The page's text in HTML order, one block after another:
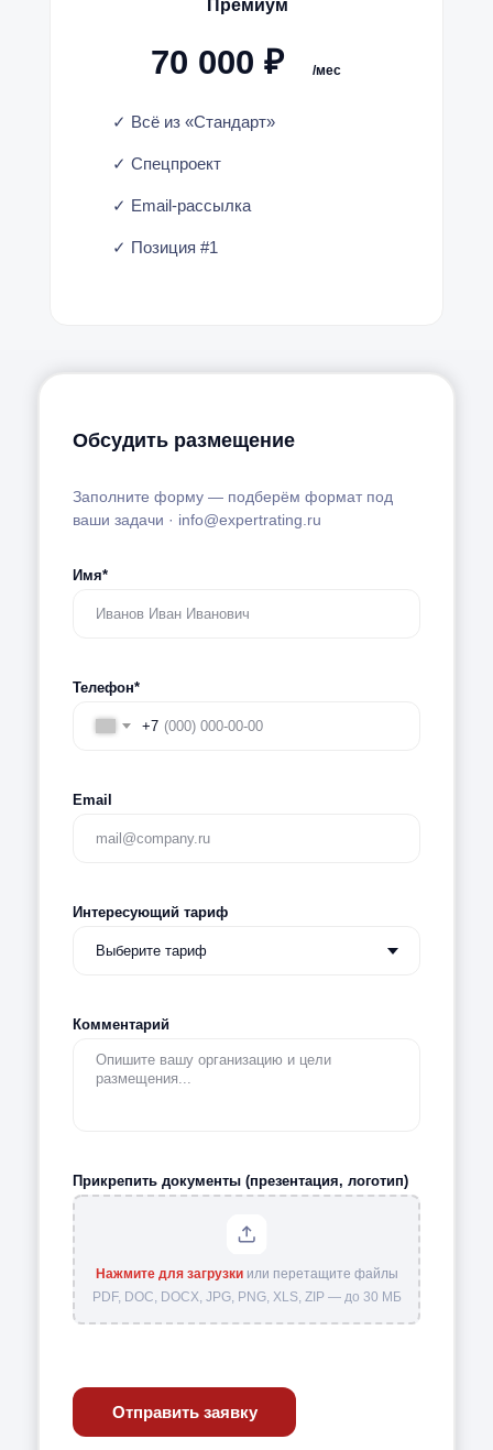
Премиум
70 000 ₽ /мес
✓ Всё из «Стандарт»
✓ Спецпроект
✓ Email-рассылка
✓ Позиция #1
Обсудить размещение
Заполните форму — подберём формат под
ваши задачи · info@expertrating.ru
Имя*
Телефон*
+7
Email
Интересующий тариф
Комментарий
Прикрепить документы (презентация, логотип)
Нажмите для загрузкиили перетащите файлы
PDF, DOC, DOCX, JPG, PNG, XLS, ZIP — до 30 МБ
Отправить заявку